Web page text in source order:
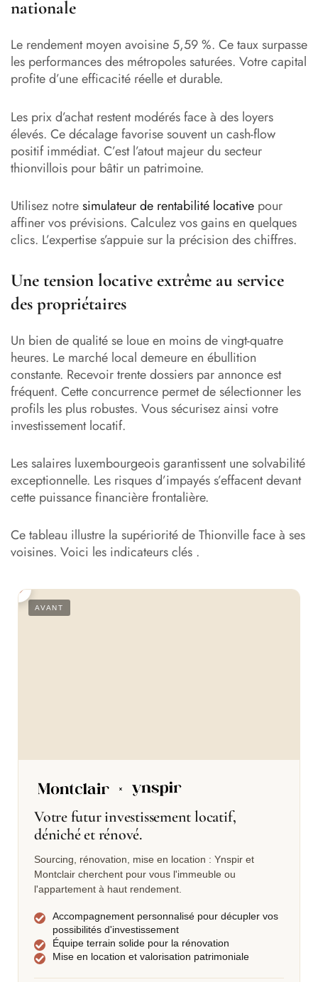
nationale
Le rendement moyen avoisine 5,59 %. Ce taux surpasse
les performances des métropoles saturées. Votre capital
profite d’une efficacité réelle et durable.
Les prix d’achat restent modérés face à des loyers
élevés. Ce décalage favorise souvent un cash-flow
positif immédiat. C’est l’atout majeur du secteur
thionvillois pour bâtir un patrimoine.
Utilisez notresimulateur de rentabilité locative pour
affiner vos prévisions. Calculez vos gains en quelques
clics. L’expertise s’appuie sur la précision des chiffres.
Une tension locative extrême au service
des propriétaires
Un bien de qualité se loue en moins de vingt-quatre
heures. Le marché local demeure en ébullition
constante. Recevoir trente dossiers par annonce est
fréquent. Cette concurrence permet de sélectionner les
profils les plus robustes. Vous sécurisez ainsi votre
investissement locatif.
Les salaires luxembourgeois garantissent une solvabilité
exceptionnelle. Les risques d’impayés s’effacent devant
cette puissance financière frontalière.
Ce tableau illustre la supériorité de Thionville face à ses
voisines. Voici les indicateurs clés .
Votre futur investissement locatif,
déniché et rénové.
Sourcing, rénovation, mise en location : Ynspir et
Montclair cherchent pour vous l'immeuble ou
l'appartement à haut rendement.
Accompagnement personnalisé pour décupler vos
possibilités d'investissement
Équipe terrain solide pour la rénovation
Mise en location et valorisation patrimoniale
AVANT